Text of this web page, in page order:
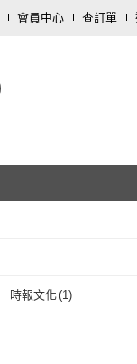
會員中心 查訂單
時報文化(1)